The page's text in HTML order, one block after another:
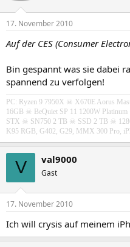
17. November 2010
Auf der CES (Consumer
Bin gespannt was sie dabei
spannend zu verfolgen!
PC: Ryzen 9 7950X ☠ X670E Aorus
16GB ☠ BeQuiet SP 11 1200W Platinum
STX ☠ SN750 2 TB ☠ SSD 2 TB ☠
K95 RGB, G402, G29, MMX 300 Pro,
V val9000
Gast
17. November 2010
Ich will crysis auf meinem